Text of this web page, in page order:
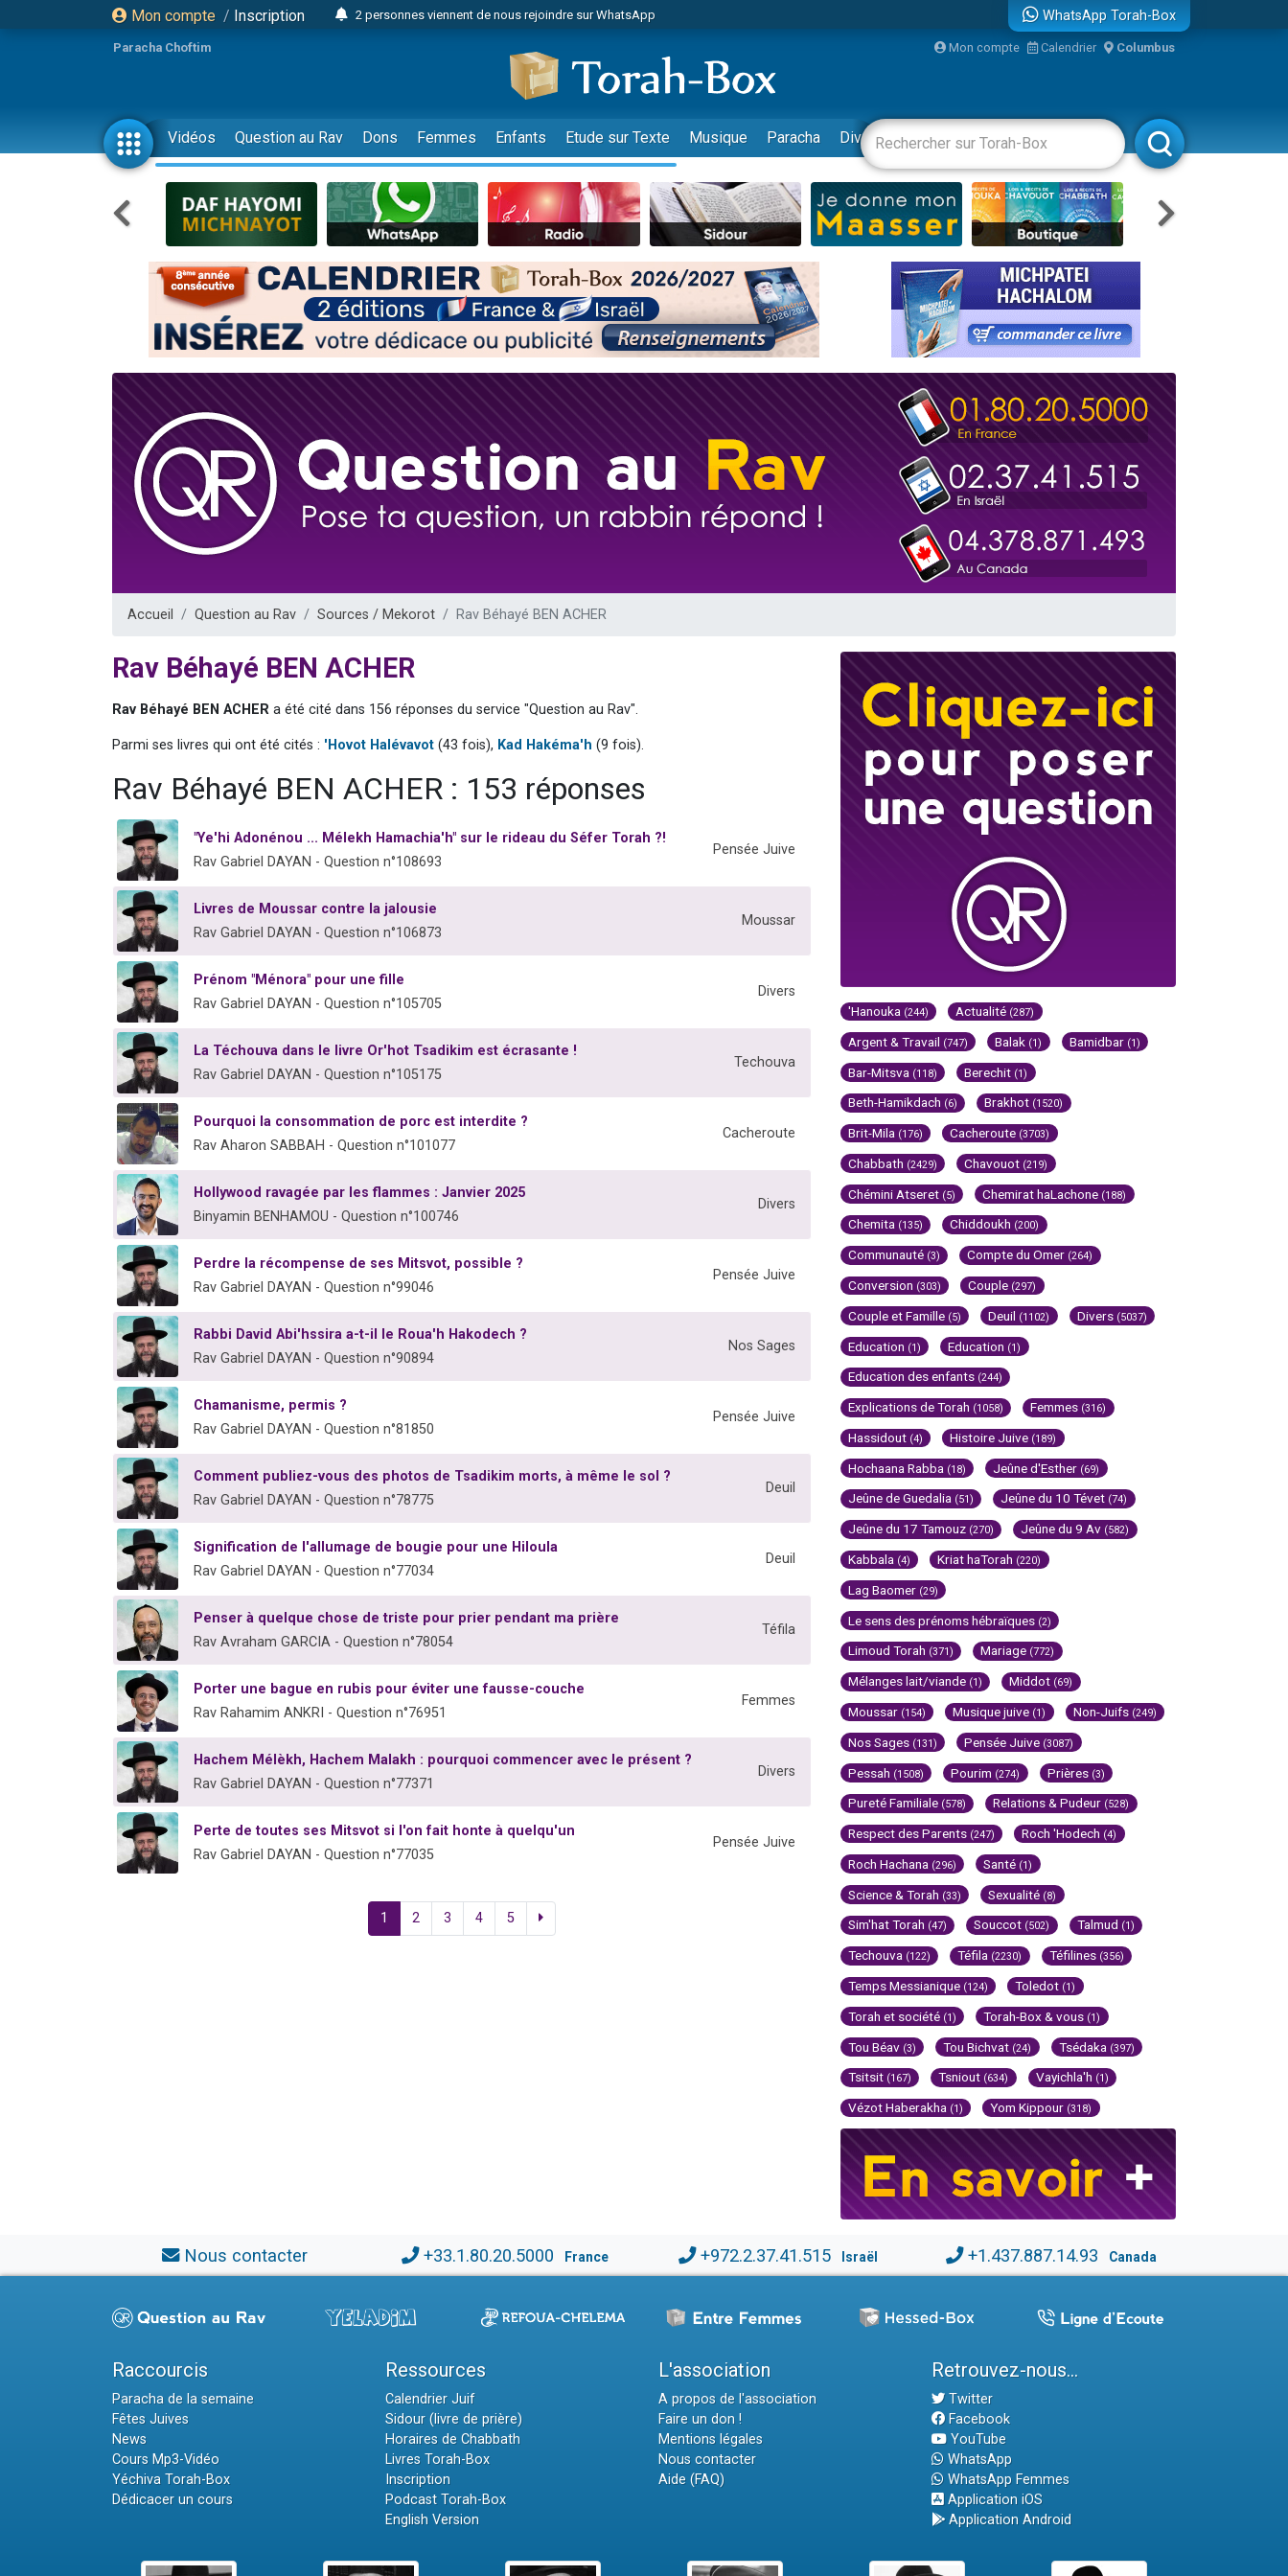
Mon compte / Inscription
2 personnes viennent de nous rejoindre sur WhatsApp
3 personnes viennent de faire un don pour Événements Torah-Box
2 personnes viennent de faire un don pour Tsédaka : pauvres d'Israel
3 personnes viennent de nous rejoindre sur WhatsApp
11 personnes viennent de demander une bénédiction
3 personnes viennent de faire un don pour Diane, 80 ans, dans un appartement insalubre
Il reste 49 places pour étudier en groupe sur Zoom
2 personnes viennent de nous rejoindre sur WhatsApp
29 personnes viennent de demander une bénédiction
Il reste 49 places pour étudier en groupe sur Zoom
2 personnes viennent de nous rejoindre sur WhatsApp
6 personnes viennent de nous rejoindre sur WhatsApp
4 personnes viennent de faire un don pour Reloger Rivka, 6 enfants, victime de violences...
2 personnes viennent de faire un don pour 1 Journée de Vacances Pour les Enfants
17 personnes viennent de demander une bénédiction
4 personnes viennent de nous rejoindre sur WhatsApp
Il reste 49 places pour étudier en groupe sur Zoom
Eva vient de donner son Maasser
WhatsApp Torah-Box
Paracha Choftim Mon compte Calendrier Columbus
Vidéos Question au Rav Dons Femmes Enfants Etude sur Texte Musique Paracha Divertissements Livres Rabbanim
Accueil Question au Rav Sources / Mekorot Rav Béhayé BEN ACHER
Rav Béhayé BEN ACHER
Rav Béhayé BEN ACHER a été cité dans 156 réponses du service "Question au Rav".
Parmi ses livres qui ont été cités : 'Hovot Halévavot (43 fois), Kad Hakéma'h (9 fois).
Rav Béhayé BEN ACHER : 153 réponses
"Ye'hi Adonénou ... Mélekh Hamachia'h" sur le rideau du Séfer Torah ?!
Rav Gabriel DAYAN - Question n°108693
Pensée Juive
Livres de Moussar contre la jalousie
Rav Gabriel DAYAN - Question n°106873
Moussar
Prénom "Ménora" pour une fille
Rav Gabriel DAYAN - Question n°105705
Divers
La Téchouva dans le livre Or'hot Tsadikim est écrasante !
Rav Gabriel DAYAN - Question n°105175
Techouva
Pourquoi la consommation de porc est interdite ?
Rav Aharon SABBAH - Question n°101077
Cacheroute
Hollywood ravagée par les flammes : Janvier 2025
Binyamin BENHAMOU - Question n°100746
Divers
Perdre la récompense de ses Mitsvot, possible ?
Rav Gabriel DAYAN - Question n°99046
Pensée Juive
Rabbi David Abi'hssira a-t-il le Roua'h Hakodech ?
Rav Gabriel DAYAN - Question n°90894
Nos Sages
Chamanisme, permis ?
Rav Gabriel DAYAN - Question n°81850
Pensée Juive
Comment publiez-vous des photos de Tsadikim morts, à même le sol ?
Rav Gabriel DAYAN - Question n°78775
Deuil
Signification de l'allumage de bougie pour une Hiloula
Rav Gabriel DAYAN - Question n°77034
Deuil
Penser à quelque chose de triste pour prier pendant ma prière
Rav Avraham GARCIA - Question n°78054
Téfila
Porter une bague en rubis pour éviter une fausse-couche
Rav Rahamim ANKRI - Question n°76951
Femmes
Hachem Mélèkh, Hachem Malakh : pourquoi commencer avec le présent ?
Rav Gabriel DAYAN - Question n°77371
Divers
Perte de toutes ses Mitsvot si l'on fait honte à quelqu'un
Rav Gabriel DAYAN - Question n°77035
Pensée Juive
1 2 3 4 5
'Hanouka (244) Actualité (287)
Argent & Travail (747) Balak (1) Bamidbar (1)
Bar-Mitsva (118) Berechit (1)
Beth-Hamikdach (6) Brakhot (1520)
Brit-Mila (176) Cacheroute (3703)
Chabbath (2429) Chavouot (219)
Chémini Atseret (5) Chemirat haLachone (188)
Chemita (135) Chiddoukh (200)
Communauté (3) Compte du Omer (264)
Conversion (303) Couple (297)
Couple et Famille (5) Deuil (1102) Divers (5037)
Education (1) Education (1)
Education des enfants (244)
Explications de Torah (1058) Femmes (316)
Hassidout (4) Histoire Juive (189)
Hochaana Rabba (18) Jeûne d'Esther (69)
Jeûne de Guedalia (51) Jeûne du 10 Tévet (74)
Jeûne du 17 Tamouz (270) Jeûne du 9 Av (582)
Kabbala (4) Kriat haTorah (220)
Lag Baomer (29)
Le sens des prénoms hébraïques (2)
Limoud Torah (371) Mariage (772)
Mélanges lait/viande (1) Middot (69)
Moussar (154) Musique juive (1) Non-Juifs (249)
Nos Sages (131) Pensée Juive (3087)
Pessah (1508) Pourim (274) Prières (3)
Pureté Familiale (578) Relations & Pudeur (528)
Respect des Parents (247) Roch 'Hodech (4)
Roch Hachana (296) Santé (1)
Science & Torah (33) Sexualité (8)
Sim'hat Torah (47) Souccot (502) Talmud (1)
Techouva (122) Téfila (2230) Téfilines (356)
Temps Messianique (124) Toledot (1)
Torah et société (1) Torah-Box & vous (1)
Tou Béav (3) Tou Bichvat (24) Tsédaka (397)
Tsitsit (167) Tsniout (634) Vayichla'h (1)
Vézot Haberakha (1) Yom Kippour (318)
Nous contacter +33.1.80.20.5000 France +972.2.37.41.515 Israël +1.437.887.14.93 Canada
Raccourcis
Paracha de la semaine
Fêtes Juives
News
Cours Mp3-Vidéo
Yéchiva Torah-Box
Dédicacer un cours
Ressources
Calendrier Juif
Sidour (livre de prière)
Horaires de Chabbath
Livres Torah-Box
Inscription
Podcast Torah-Box
English Version
L'association
A propos de l'association
Faire un don !
Mentions légales
Nous contacter
Aide (FAQ)
Retrouvez-nous...
Twitter
Facebook
YouTube
WhatsApp
WhatsApp Femmes
Application iOS
Application Android